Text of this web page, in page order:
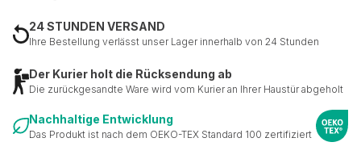
24 STUNDEN VERSAND
Ihre Bestellung verlässt unser Lager innerhalb von 24 Stunden
Der Kurier holt die Rücksendung ab
Die zurückgesandte Ware wird vom Kurier an Ihrer Haustür abgeholt
Nachhaltige Entwicklung
Das Produkt ist nach dem OEKO-TEX Standard 100 zertifiziert